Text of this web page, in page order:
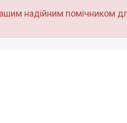
надійним помічником